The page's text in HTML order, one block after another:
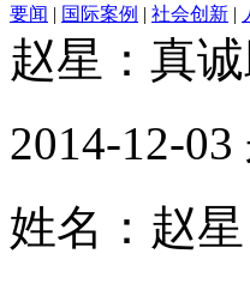
要闻 | 国际案例 | 社会创新 |
赵星：真
2014-12-
姓名：赵星